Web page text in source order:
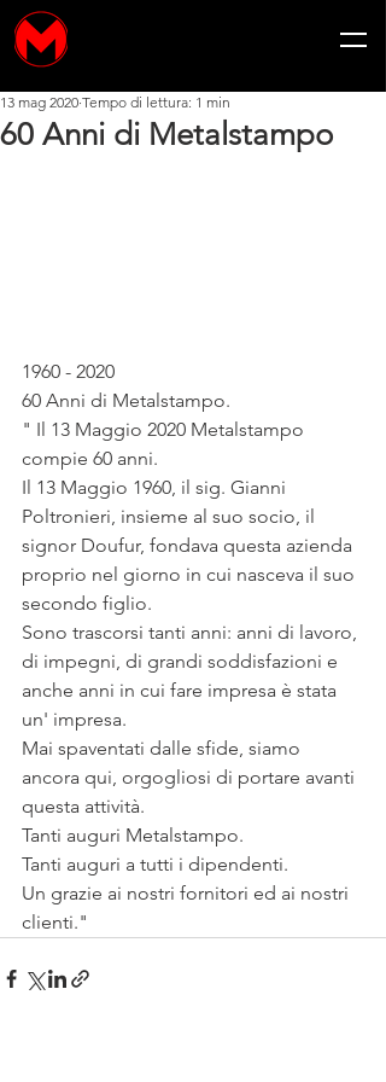
60 Anni di Metalstampo
13 mag 2020 Tempo di lettura: 1 min
1960 - 2020
60 Anni di Metalstampo.
" Il 13 Maggio 2020 Metalstampo
compie 60 anni.
Il 13 Maggio 1960, il sig. Gianni
Poltronieri, insieme al suo socio, il
signor Doufur, fondava questa azienda
proprio nel giorno in cui nasceva il suo
secondo figlio.
Sono trascorsi tanti anni: anni di lavoro,
di impegni, di grandi soddisfazioni e
anche anni in cui fare impresa è stata
un' impresa.
Mai spaventati dalle sfide, siamo
ancora qui, orgogliosi di portare avanti
questa attività.
Tanti auguri Metalstampo.
Tanti auguri a tutti i dipendenti.
Un grazie ai nostri fornitori ed ai nostri
clienti."